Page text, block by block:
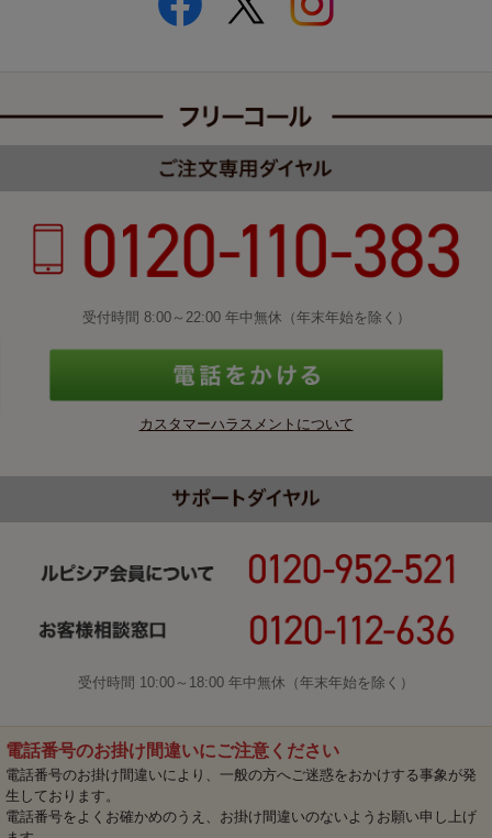
受付時間 8:00～22:00 年中無休（年末年始を除く）
カスタマーハラスメントについて
受付時間 10:00～18:00 年中無休（年末年始を除く）
電話番号のお掛け間違いにご注意ください
電話番号のお掛け間違いにより、一般の方へご迷惑をおかけする事象が発
生しております。
電話番号をよくお確かめのうえ、お掛け間違いのないようお願い申し上げ